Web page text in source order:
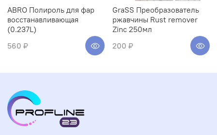
ABRO Полироль для фар
восстанавливающая
(0.237L)
560 ₽
GraSS Преобразователь
ржавчины Rust remover
Zinc 250мл
200 ₽